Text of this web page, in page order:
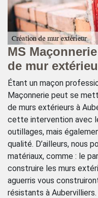
MS
de mur
Étant un maçon
Maçonnerie peut se
de murs extérieurs à
cette intervention avec
outillages, mais
qualité. D’ailleurs, nous
matériaux, comme : le
construire les murs
aguerris vous
résistants à